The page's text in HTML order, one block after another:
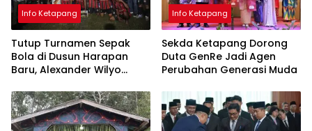
Info Ketapang
Tutup Turnamen Sepak
Bola di Dusun Harapan
Baru, Alexander Wilyo
terhadap Pembinaan Atlet
Info Ketapang
Sekda Ketapang Dorong
Duta GenRe Jadi Agen
Perubahan Generasi Muda